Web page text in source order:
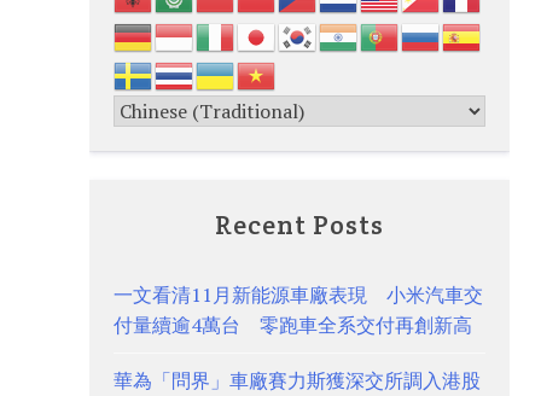
Recent Posts
一文看清11月新能源車廠表現 小米汽車交
付量續逾4萬台 零跑車全系交付再創新高
華為「問界」車廠賽力斯獲深交所調入港股